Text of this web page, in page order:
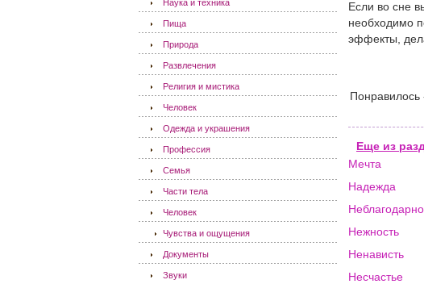
Наука и техника
Пища
Природа
Развлечения
Религия и мистика
Человек
Одежда и украшения
Профессия
Семья
Части тела
Человек
Чувства и ощущения
Документы
Звуки
Если во сне
необходимо
эффекты,
Понравилось
Еще из
Мечта
Надежда
Нежность
Ненависть
Несчастье